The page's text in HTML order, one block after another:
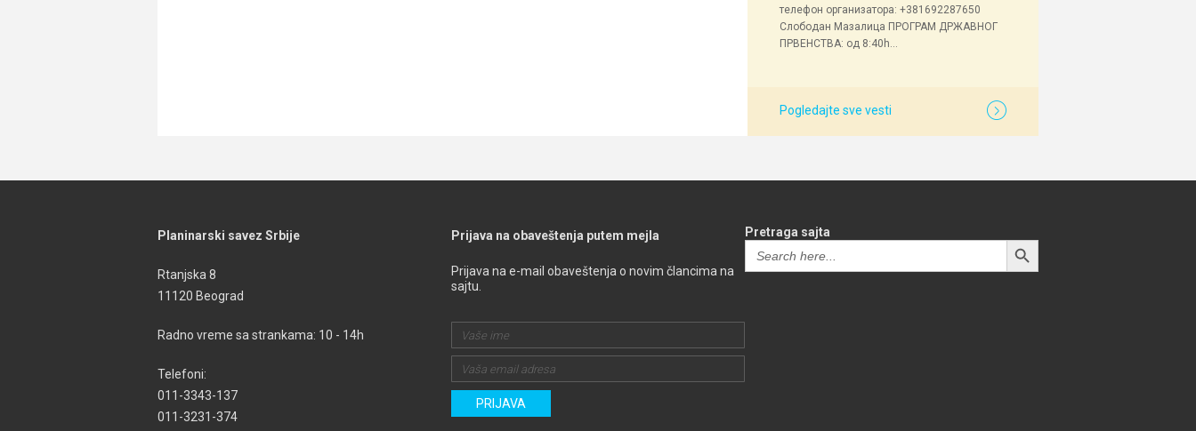
телефон организатора: +381692287650
Слободан Мазалица ПРОГРАМ ДРЖАВНОГ
ПРВЕНСТВА: од 8:40h...
Pogledajte sve vesti
Planinarski savez Srbije
Rtanjska 8
11120 Beograd
Radno vreme sa strankama: 10 - 14h
Telefoni:
011-3343-137
011-3231-374
Prijava na obaveštenja putem mejla
Prijava na e-mail obaveštenja o novim člancima na
sajtu.
Pretraga sajta
Search
for:
SEARCH BUTTON